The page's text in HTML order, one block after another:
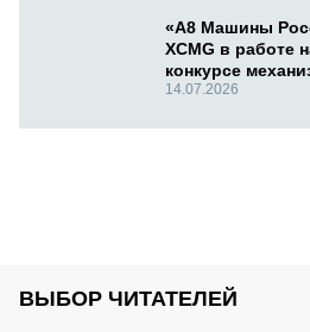
«А8 Машины
XCMG в работе
конкурсе
14.07.2026
ВЫБОР ЧИТАТЕЛЕЙ